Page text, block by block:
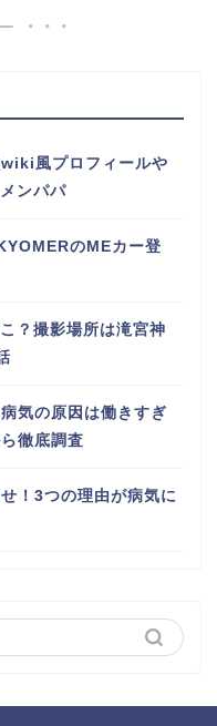
wiki風プロフィールや
ンパパ
のMEカー登
？撮影場所は滝宮神
気の原因は働きすぎ
徹底調査
！3つの理由が病気に